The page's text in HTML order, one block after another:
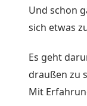
Und schon
sich etwas
Es geht
draußen zu
Mit